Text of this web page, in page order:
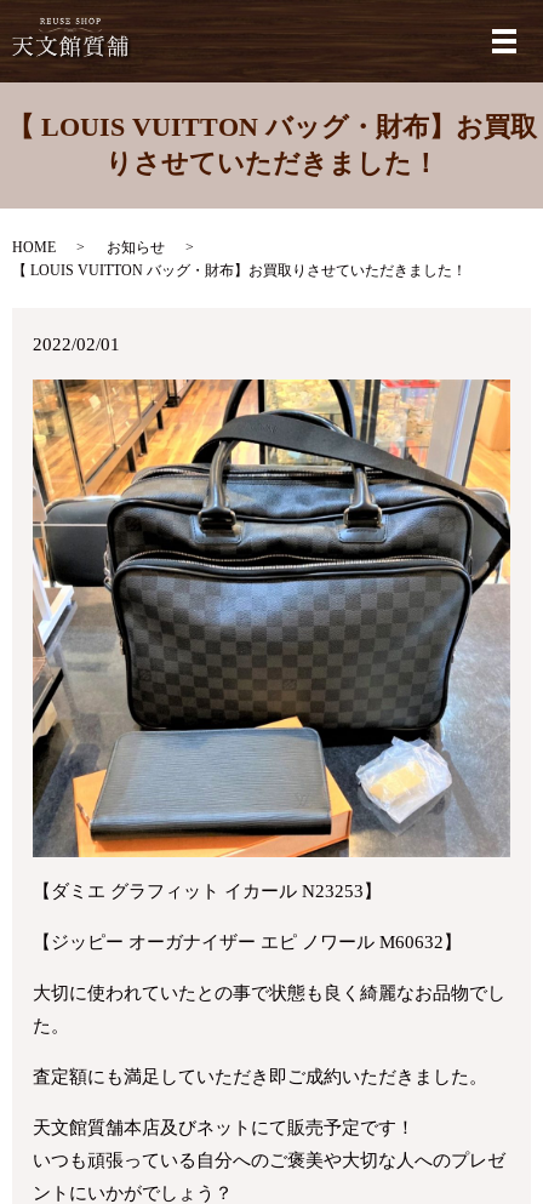
メ
【 LOUIS VUITTON バッグ・財布】お買取
りさせていただきました！
HOME
お知らせ
【 LOUIS VUITTON バッグ・財布】お買取りさせていただきました！
2022/02/01
【ダミエ グラフィット イカール N23253】
【ジッピー オーガナイザー エピ ノワール M60632】
大切に使われていたとの事で状態も良く綺麗なお品物でし
た。
査定額にも満足していただき即ご成約いただきました。
天文館質舗本店及びネットにて販売予定です！
いつも頑張っている自分へのご褒美や大切な人へのプレゼ
ントにいかがでしょう？